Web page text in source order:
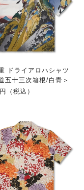
ドライアロハシャツ
五十三次箱根/白青＞
（税込）